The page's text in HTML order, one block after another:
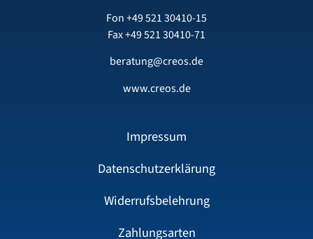
Fon+49 521 30410-15
Fax +49 521 30410-71
beratung@creos.de
www.creos.de
Impressum
Datenschutzerklärung
Widerrufsbelehrung
Zahlungsarten